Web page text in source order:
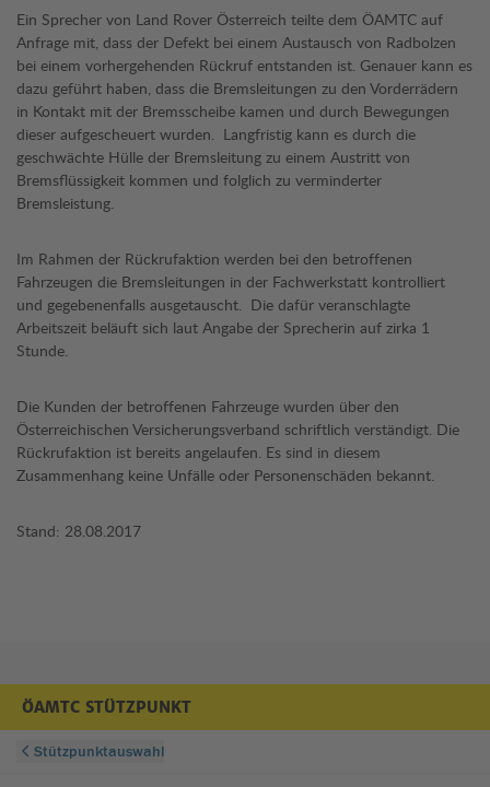
Ein Sprecher von Land Rover Österreich teilte dem ÖAMTC auf
Anfrage mit, dass der Defekt bei einem Austausch von Radbolzen
bei einem vorhergehenden Rückruf entstanden ist. Genauer kann es
dazu geführt haben, dass die Bremsleitungen zu den Vorderrädern
in Kontakt mit der Bremsscheibe kamen und durch Bewegungen
dieser aufgescheuert wurden. Langfristig kann es durch die
geschwächte Hülle der Bremsleitung zu einem Austritt von
Bremsflüssigkeit kommen und folglich zu verminderter
Bremsleistung.
Im Rahmen der Rückrufaktion werden bei den betroffenen
Fahrzeugen die Bremsleitungen in der Fachwerkstatt kontrolliert
und gegebenenfalls ausgetauscht. Die dafür veranschlagte
Arbeitszeit beläuft sich laut Angabe der Sprecherin auf zirka 1
Stunde.
Die Kunden der betroffenen Fahrzeuge wurden über den
Österreichischen Versicherungsverband schriftlich verständigt. Die
Rückrufaktion ist bereits angelaufen. Es sind in diesem
Zusammenhang keine Unfälle oder Personenschäden bekannt.
Stand: 28.08.2017
ÖAMTC STÜTZPUNKT